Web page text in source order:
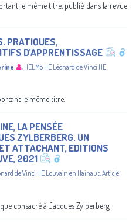
le même titre, publié dans la revue
PRATIQUES,
D’APPRENTISSAGE
, HELMo HE Léonard de Vinci HE
le même titre.
LA PENSÉE
ZYLBERBERG. UN
ATTACHANT, EDITIONS
2021
de Vinci HE Louvain en Hainaut,Article
consacré à Jacques Zylberberg